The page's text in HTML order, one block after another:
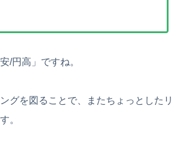
/円高」ですね。
グを図ることで、またちょっとしたリ
。